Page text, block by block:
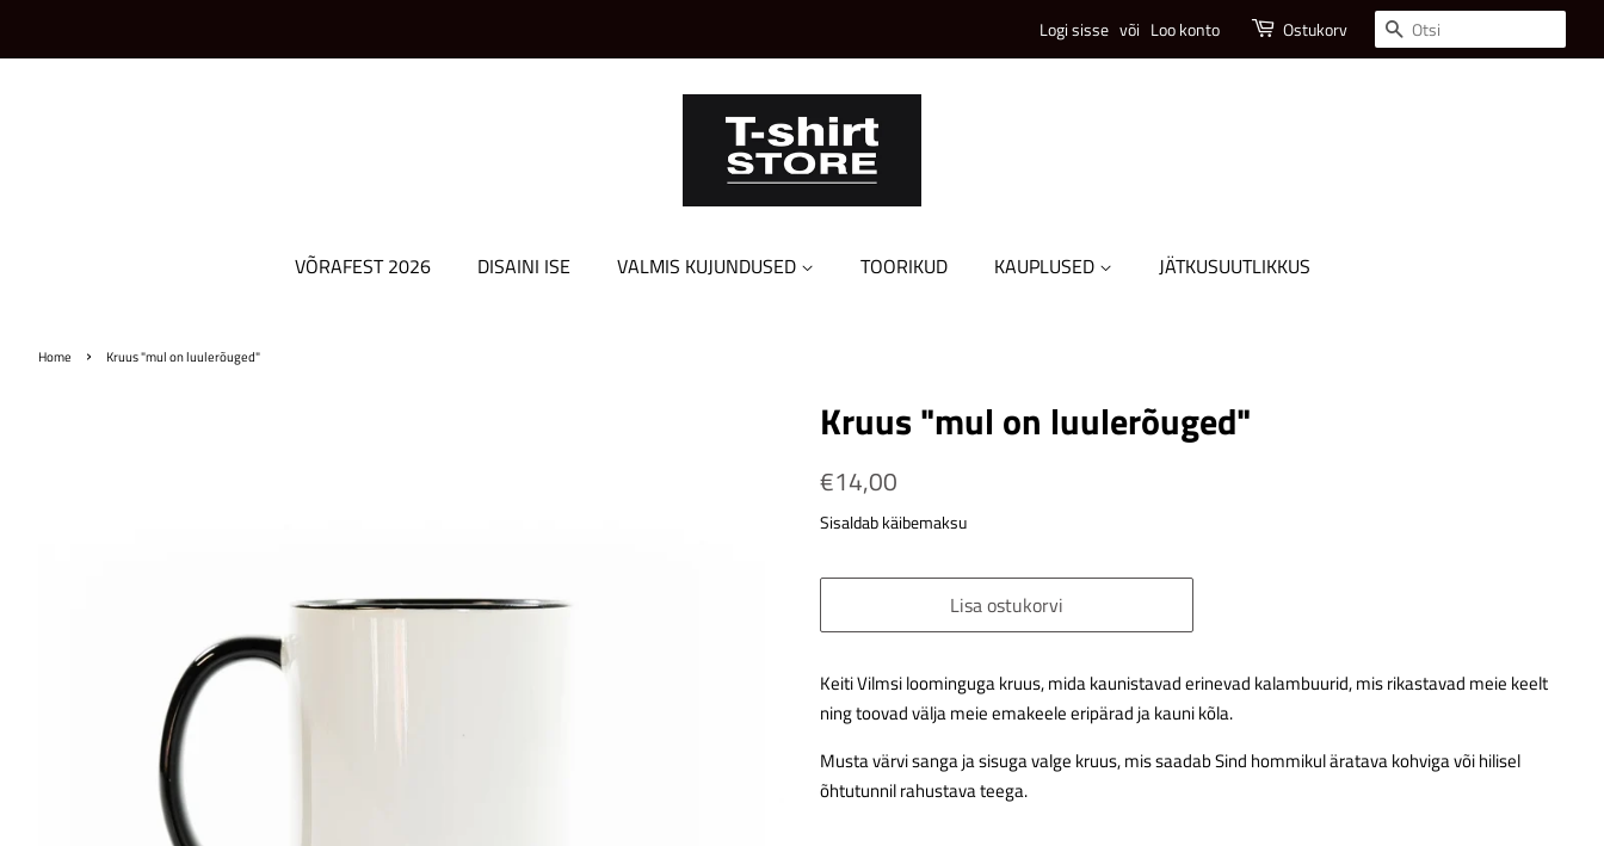
Logi sisse või Loo konto Ostukorv Otsi
VÕRAFEST 2026 DISAINI ISE VALMIS KUJUNDUSED TOORIKUD KAUPLUSED JÄTKUSUUTLIKKUS
Home › Kruus "mul on luulerõuged"
Kruus "mul on luulerõuged"
Tavahind
€14,00
Sisaldab käibemaksu
Lisa ostukorvi
Keiti Vilmsi loominguga kruus, mida kaunistavad erinevad kalambuurid, mis rikastavad meie keelt
ning toovad välja meie emakeele eripärad ja kauni kõla.
Musta värvi sanga ja sisuga valge kruus, mis saadab Sind hommikul äratava kohviga või hilisel
õhtutunnil rahustava teega.